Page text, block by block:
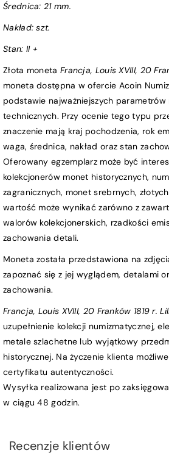
Średnica: 21 mm.
Nakład: szt.
Stan: II +
Złota moneta Francja, Louis XVIII, 20
moneta dostępna w ofercie Acoin
podstawie najważniejszych parametrów
technicznych. Przy ocenie tego typu
znaczenie mają kraj pochodzenia, rok
waga, średnica, nakład oraz stan
Oferowany egzemplarz może być
kolekcjonerów monet historycznych,
zagranicznych, monet srebrnych,
wartość może wynikać zarówno z
walorów kolekcjonerskich, rzadkości
zachowania detali.
Moneta została przedstawiona na
zapoznać się z jej wyglądem, detalami
zachowania.
Francja, Louis XVIII, 20 Franków 1819 r.
uzupełnienie kolekcji numizmatycznej,
metale szlachetne lub wyjątkowy
historycznej. Na życzenie klienta
certyfikatu autentyczności.
Wysyłka realizowana jest po
w ciągu 48 godzin.
Recenzje klientów